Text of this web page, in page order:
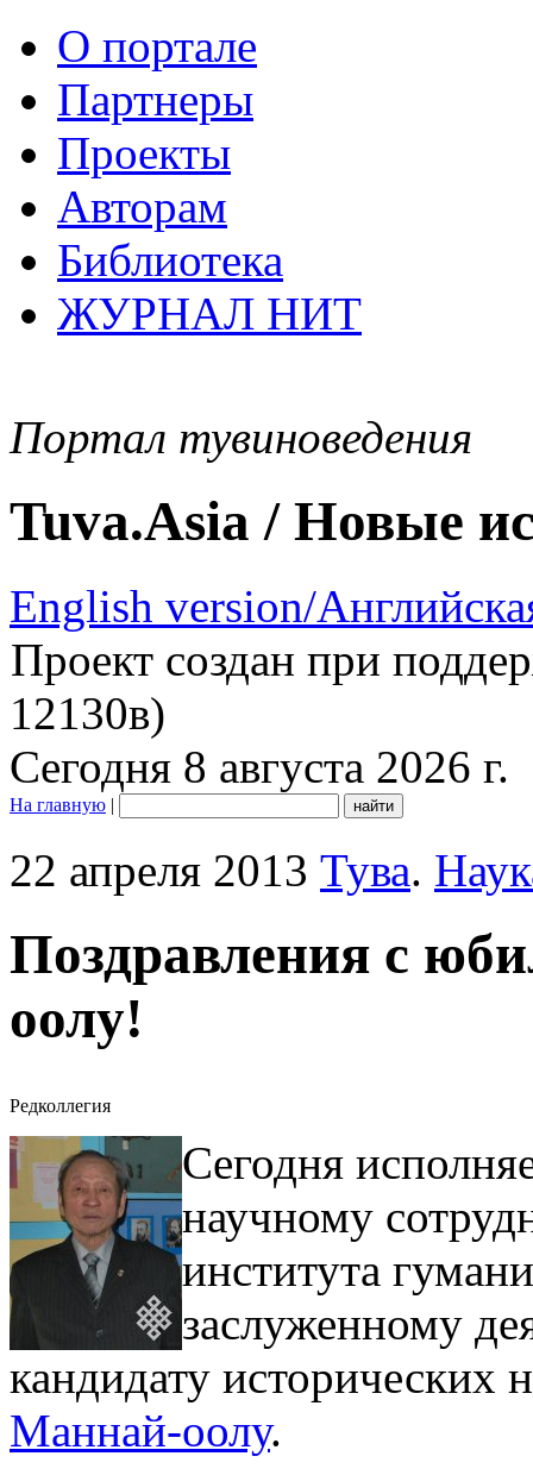
О портале
Партнеры
Проекты
Авторам
Библиотека
ЖУРНАЛ НИТ
Портал тувиноведения
Tuva.Asia / Новые
English version/
Проект создан при
12130в)
Сегодня 8 августа 2026 г.
На главную |
22 апреля 2013 Тува.
Поздравления с
оолу!
Редколлегия
Сегодня
научному
института
заслуженному
кандидату исторических
Маннай-оолу.